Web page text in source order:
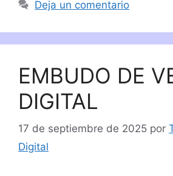
Deja un comentario
EMBUDO DE
DIGITAL
17 de septiembre de 2025 por
Digital